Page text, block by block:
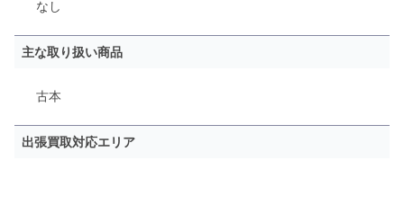
なし
主な取り扱い商品
古本
出張買取対応エリア